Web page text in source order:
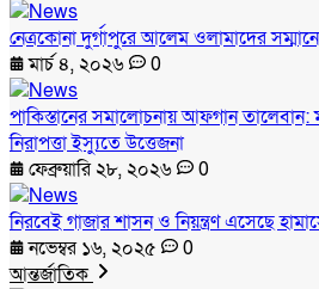
নেত্রকোনা দুর্গাপুরে আলেম ওলামাদের
মার্চ ৪, ২০২৬
0
পাকিস্তানের সমালোচনায় আফগান তালেবান:
নিরাপত্তা ইস্যুতে উত্তেজনা
ফেব্রুয়ারি ২৮, ২০২৬
0
নিরবেই গাজার শাসন ও নিয়ন্ত্রণ এসেছে
নভেম্বর ১৬, ২০২৫
0
আন্তর্জাতিক